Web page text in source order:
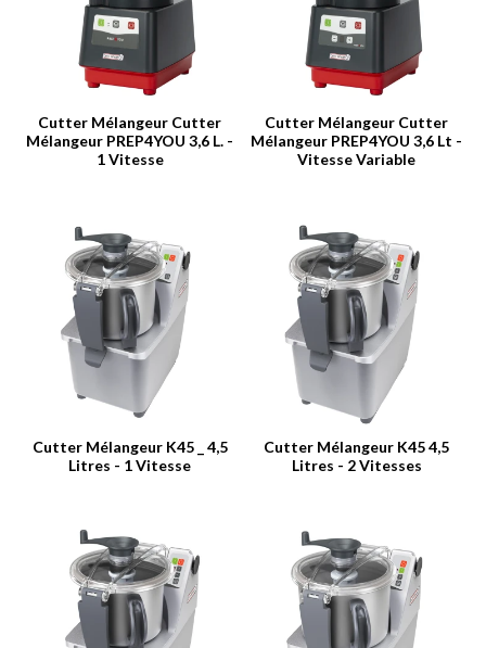
Cutter Mélangeur Cutter
Mélangeur PREP4YOU 3,6 L. -
1 Vitesse
Cutter Mélangeur Cutter
Mélangeur PREP4YOU 3,6 Lt -
Vitesse Variable
Cutter Mélangeur K45 _ 4,5
Litres - 1 Vitesse
Cutter Mélangeur K45 4,5
Litres - 2 Vitesses